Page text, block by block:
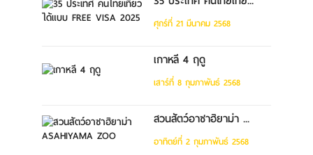
ศุกร์ที่ 21 มีนาคม 2568
เกาหลี 4 ฤดู
เสาร์ที่ 8 กุมภาพันธ์ 2568
สวนสัตว์อาซาฮิยาม่า ...
อาทิตย์ที่ 2 กุมภาพันธ์ 2568